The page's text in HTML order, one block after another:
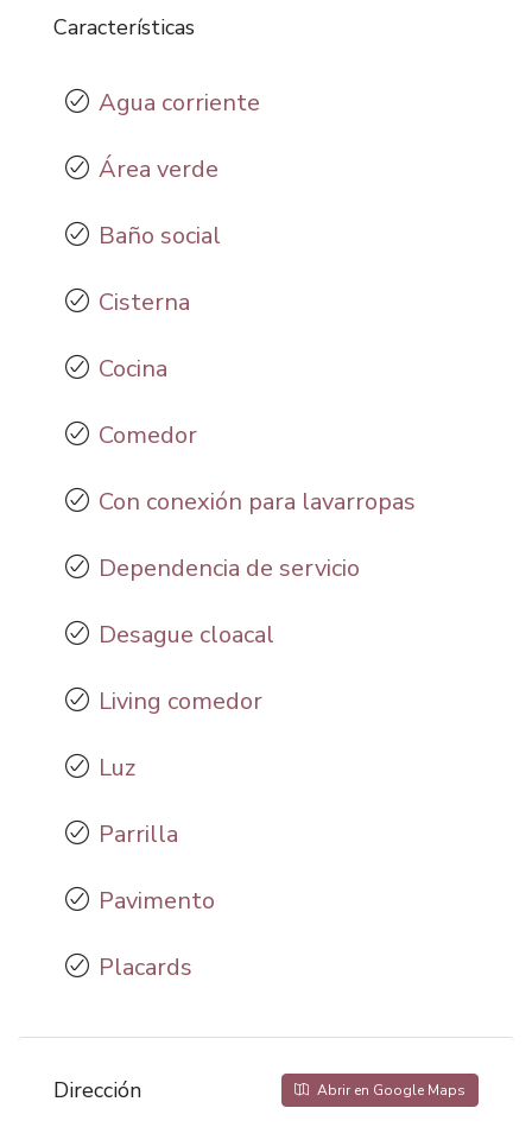
Características
Agua corriente
Área verde
Baño social
Cisterna
Cocina
Comedor
Con conexión para lavarropas
Dependencia de servicio
Desague cloacal
Living comedor
Luz
Parrilla
Pavimento
Placards
Dirección Abrir en Google Maps